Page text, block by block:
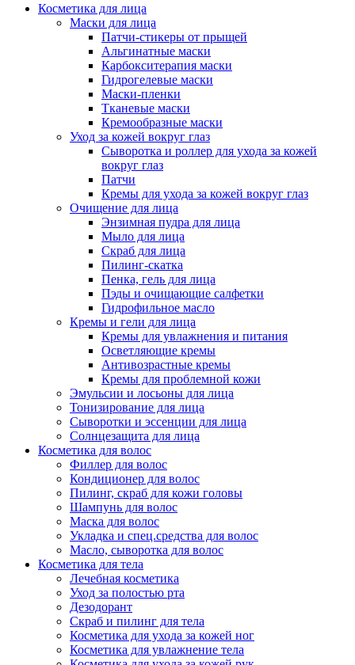
Косметика для лица
Маски для лица
Патчи-стикеры от прыщей
Альгинатные маски
Карбокситерапия маски
Гидрогелевые маски
Маски-пленки
Тканевые маски
Кремообразные маски
Уход за кожей вокруг глаз
Сыворотка и роллер для ухода за кожей
вокруг глаз
Патчи
Кремы для ухода за кожей вокруг глаз
Очищение для лица
Энзимная пудра для лица
Мыло для лица
Скраб для лица
Пилинг-скатка
Пенка, гель для лица
Пэды и очищающие салфетки
Гидрофильное масло
Кремы и гели для лица
Кремы для увлажнения и питания
Осветляющие кремы
Антивозрастные кремы
Кремы для проблемной кожи
Эмульсии и лосьоны для лица
Тонизирование для лица
Сыворотки и эссенции для лица
Солнцезащита для лица
Косметика для волос
Филлер для волос
Кондиционер для волос
Пилинг, скраб для кожи головы
Шампунь для волос
Маска для волос
Укладка и спец.средства для волос
Масло, сыворотка для волос
Косметика для тела
Лечебная косметика
Уход за полостью рта
Дезодорант
Скраб и пилинг для тела
Косметика для ухода за кожей ног
Косметика для увлажнение тела